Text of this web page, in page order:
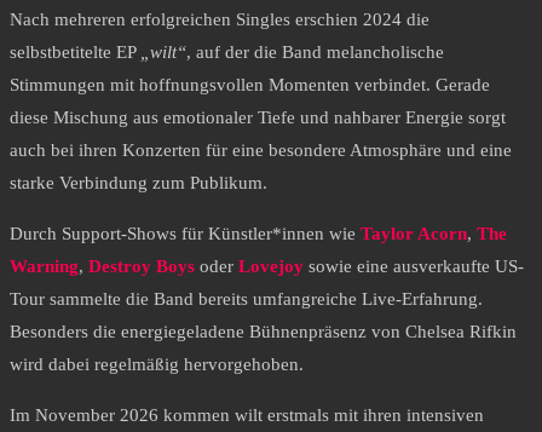
Nach mehreren erfolgreichen Singles erschien 2024 die
selbstbetitelte EP „wilt“, auf der die Band melancholische
Stimmungen mit hoffnungsvollen Momenten verbindet. Gerade
diese Mischung aus emotionaler Tiefe und nahbarer Energie sorgt
auch bei ihren Konzerten für eine besondere Atmosphäre und eine
starke Verbindung zum Publikum.
Durch Support-Shows für Künstler*innen wie Taylor Acorn, The
Warning, Destroy Boys oder Lovejoy sowie eine ausverkaufte US-
Tour sammelte die Band bereits umfangreiche Live-Erfahrung.
Besonders die energiegeladene Bühnenpräsenz von Chelsea Rifkin
wird dabei regelmäßig hervorgehoben.
Im November 2026 kommen wilt erstmals mit ihren intensiven